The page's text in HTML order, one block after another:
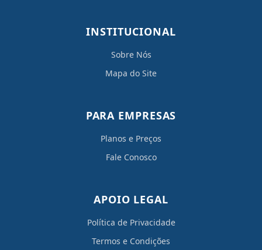
INSTITUCIONAL
Sobre Nós
Mapa do Site
PARA EMPRESAS
Planos e Preços
Fale Conosco
APOIO LEGAL
Política de Privacidade
Termos e Condições